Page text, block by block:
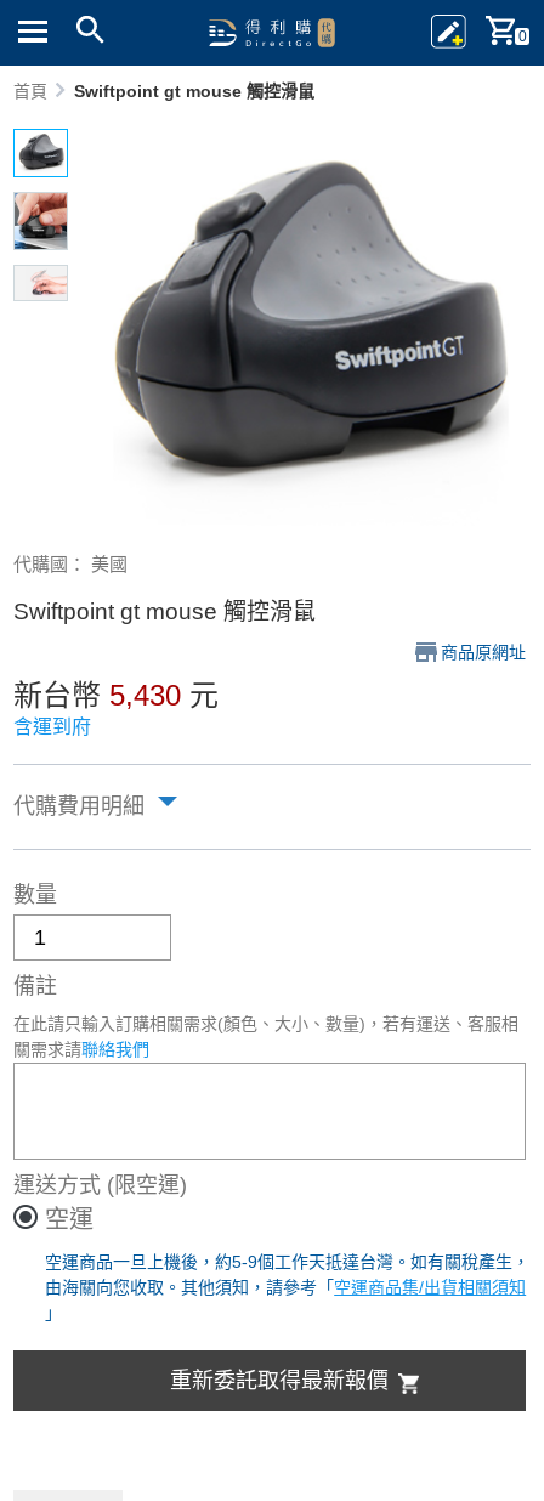
0
首頁 Swiftpoint gt mouse 觸控滑鼠
代購國： 美國
Swiftpoint gt mouse 觸控滑鼠
商品原網址
新台幣 5,430 元
含運到府
代購費用明細
數量
備註
在此請只輸入訂購相關需求(顏色、大小、數量)，若有運送、客服相
關需求請聯絡我們
運送方式 (限空運)
空運
空運商品一旦上機後，約5-9個工作天抵達台灣。如有關稅產生，
由海關向您收取。其他須知，請參考「 空運商品集/出貨相關須知
」
重新委託取得最新報價